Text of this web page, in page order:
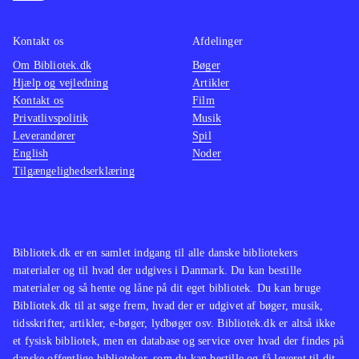
sammenligne med Just dance 2017
(Wii U) og
Bibliotek.dk er en samlet indgang til alle danske bibliotekers
materialer og til hvad der udgives i Danmark. Du kan bestille
materialer og så hente og låne på dit eget bibliotek. Du kan bruge
Bibliotek.dk til at søge frem, hvad der er udgivet af bøger, musik,
tidsskrifter, artikler, e-bøger, lydbøger osv. Bibliotek.dk er altså ikke
et fysisk bibliotek, men en database og service over hvad der findes på
Kontakt os
Om Bibliotek.dk
Hjælp og vejledning
Kontakt os
Privatlivspolitik
Leverandører
English
Tilgængelighedserklæring
Afdelinger
Bøger
Artikler
Film
Musik
Spil
Noder